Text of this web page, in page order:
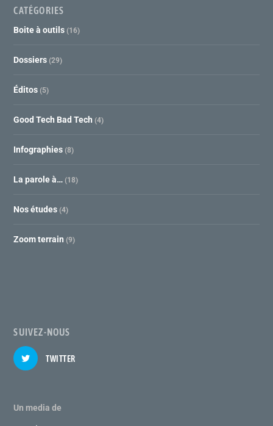
CATÉGORIES
Boite à outils (16)
Dossiers (29)
Éditos (5)
Good Tech Bad Tech (4)
Infographies (8)
La parole à… (18)
Nos études (4)
Zoom terrain (9)
SUIVEZ-NOUS
TWITTER
Un media de